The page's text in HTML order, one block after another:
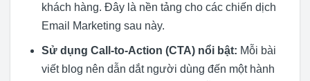
khách hàng. Đây là nền tảng cho các chiến dịch
Email Marketing sau này.
Sử dụng Call-to-Action (CTA) nổi bật: Mỗi bài
viết blog nên dẫn dắt người dùng đến một hành